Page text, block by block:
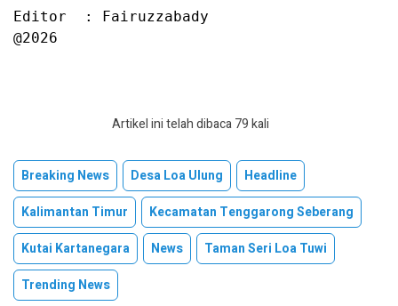
Editor  : Fairuzzabady
@2026
Artikel ini telah dibaca 79 kali
Breaking News Desa Loa Ulung
Headline
Kalimantan Timur
Kecamatan Tenggarong Seberang
Kutai Kartanegara
News
Taman Seri Loa Tuwi
Trending News